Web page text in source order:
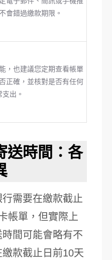
會錯過繳款期限。
，也建議您定期查看帳單
正確，並核對是否有任何
支出。
送時間：各
需要在繳款截止
帳單，但實際上
間可能會略有不
款截止日前10天